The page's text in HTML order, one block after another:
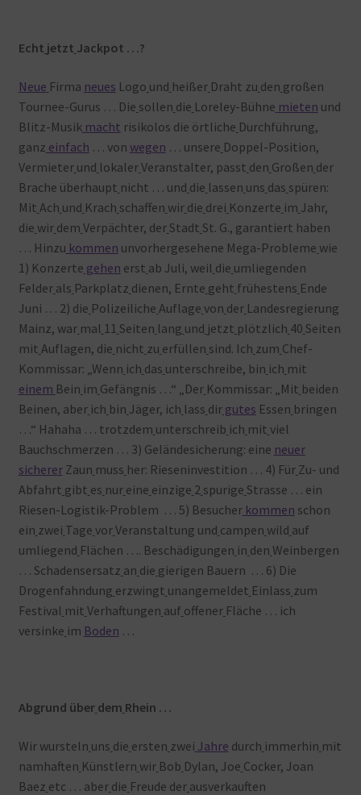
Echt jetzt Jackpot …?
Neue Firma neues Logo und heißer Draht zu den großen
Tournee-Gurus … Die sollen die Loreley-Bühne mieten und
Blitz-Musik macht risikolos die örtliche Durchführung,
ganz einfach … von wegen … unsere Doppel-Position,
Vermieter und lokalerVeranstalter, passt den Großen der
Brache überhaupt nicht … und die lassen uns das spüren:
Mit Ach und Krach schaffen wir die drei Konzerte im Jahr,
die wir dem Verpächter, der Stadt St. G., garantiert haben
… Hinzu kommen unvorhergesehene Mega-Probleme wie
1) Konzerte gehen erst ab Juli, weil die umliegenden
Felder als Parkplatz dienen, Ernte geht frühestens Ende
Juni … 2) die Polizeiliche Auflage von der Landesregierung
Mainz, war mal 11 Seiten lang und jetzt plötzlich 40 Seiten
mit Auflagen, die nicht zu erfüllen sind. Ich zum Chef-
Kommissar: „Wenn ich das unterschreibe, bin ich mit
einem Bein im Gefängnis …“ „Der Kommissar: „Mit beiden
Beinen, aber ich bin Jäger, ich lass dirgutes Essen bringen
…“ Hahaha … trotzdem unterschreib ich mit viel
Bauchschmerzen … 3) Geländesicherung: eine neuer
sichererZaun muss her: Rieseninvestition … 4) Für Zu- und
Abfahrt gibt es nur eine einzige 2 spurige Strasse … ein
Riesen-Logistik-Problem … 5) Besucherkommen schon
ein zwei Tage vorVeranstaltung und campen wild auf
umliegend Flächen …. Beschädigungen in den Weinbergen
… Schadensersatz an die gierigen Bauern … 6) Die
Drogenfahndung erzwingt unangemeldet Einlass zum
Festival mit Verhaftungen auf offener Fläche … ich
versinke im Boden …
Abgrund über dem Rhein …
Wir wursteln uns die ersten zwei Jahre durch immerhin mit
namhaften Künstlern wir Bob Dylan, Joe Cocker, Joan
Baez etc … aber die Freude der ausverkauften